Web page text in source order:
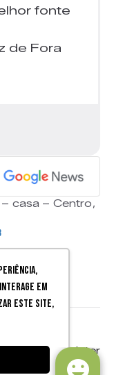
em
este site,
fonte
de Fora
– casa – Centro,
Mobister